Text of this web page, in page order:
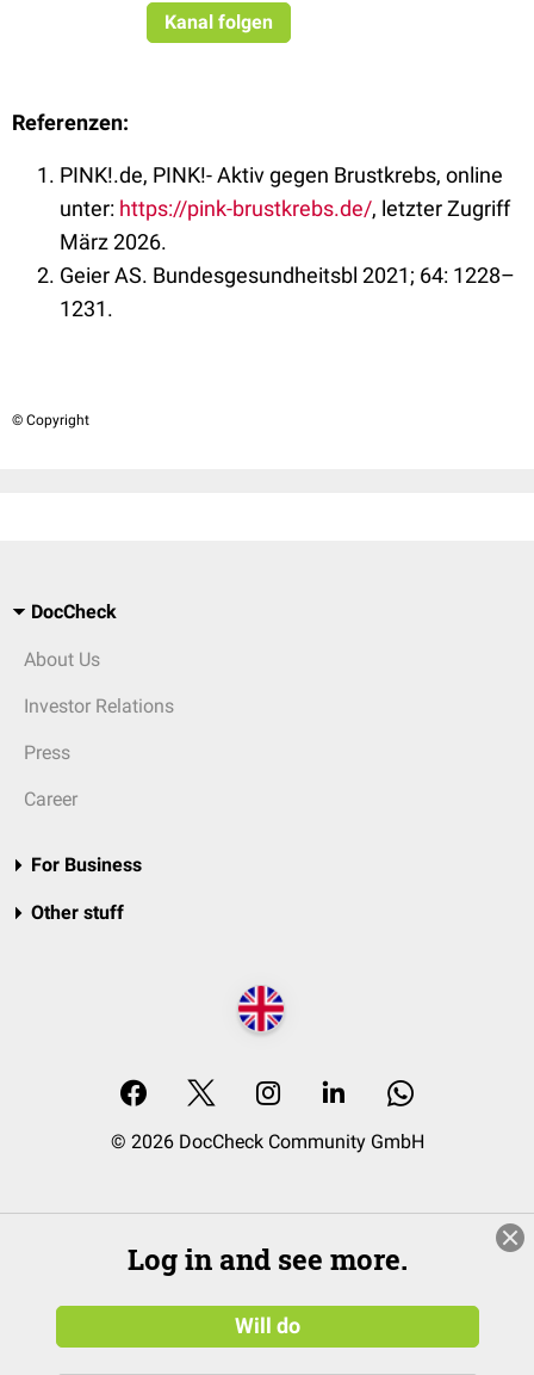
Kanal folgen
Referenzen:
PINK!.de, PINK!- Aktiv gegen Brustkrebs, online
unter: https://pink-brustkrebs.de/, letzter Zugriff
März 2026.
Geier AS. Bundesgesundheitsbl 2021; 64: 1228–
1231.
© Copyright
DocCheck
About Us
Investor Relations
Press
Career
For Business
Other stuff
© 2026 DocCheck Community GmbH
Log in and see more.
Will do